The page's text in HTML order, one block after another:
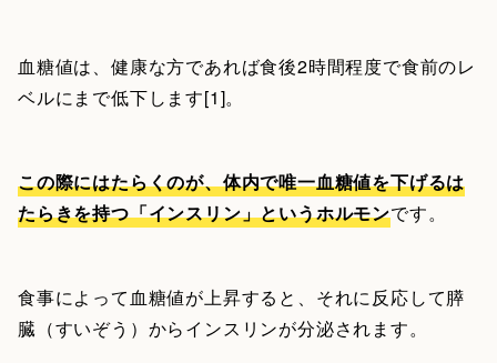
血糖値は、健康な方であれば食後2時間程度で食前のレ
ベルにまで低下します[1]。
この際にはたらくのが、体内で唯一血糖値を下げるは
たらきを持つ「インスリン」というホルモンです。
食事によって血糖値が上昇すると、それに反応して膵
臓（すいぞう）からインスリンが分泌されます。